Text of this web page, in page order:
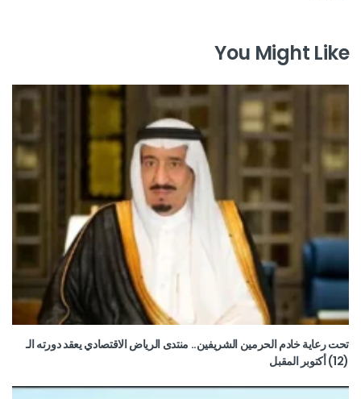
You Might Like
تحت رعاية خادم الحرمين الشريفين.. منتدى الرياض الاقتصادي يعقد دورته الـ
(12) أكتوبر المقبل